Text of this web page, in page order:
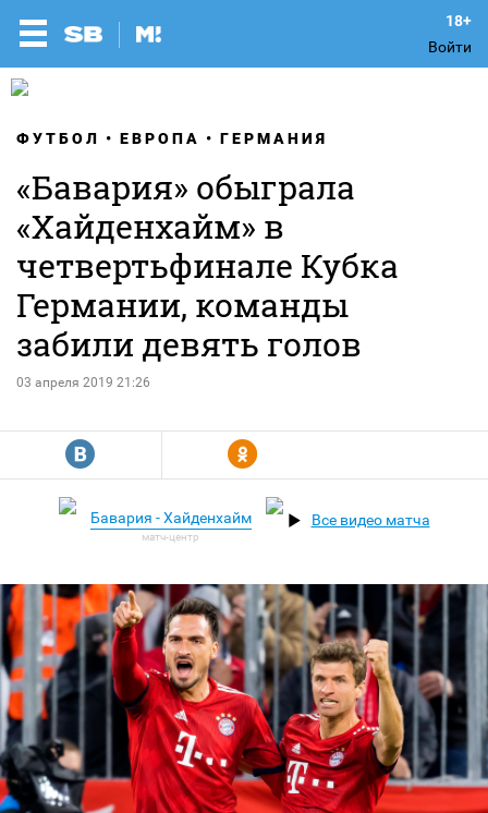
Войти
ФУТБОЛ ЕВРОПА ГЕРМАНИЯ
«Бавария» обыграла
«Хайденхайм» в
четвертьфинале Кубка
Германии, команды
забили девять голов
03 апреля 2019 21:26
R Y
Бавария - Хайденхайм Все видео матча